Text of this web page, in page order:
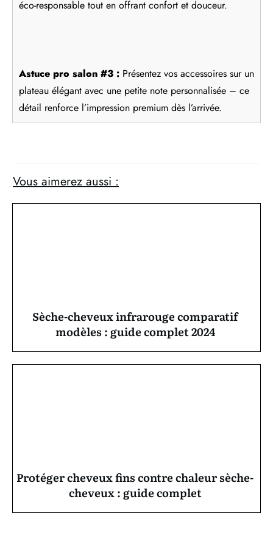
éco-responsable tout en offrant confort et douceur.
Astuce pro salon #3 : Présentez vos accessoires sur un
plateau élégant avec une petite note personnalisée – ce
détail renforce l’impression premium dès l’arrivée.
Vous aimerez aussi :
Sèche-cheveux infrarouge comparatif
modèles : guide complet 2024
Protéger cheveux fins contre chaleur sèche-
cheveux : guide complet